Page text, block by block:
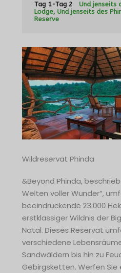
Tag 1-Tag 2
Und jenseits
Lodge, Und jenseits des
Reserve
Wildreservat Phinda
&Beyond Phinda,
Welten voller Wunder“,
beeindruckende 23.000
erstklassiger Wildnis der
Natal. Dieses Reservat
verschiedene
Sandwäldern bis hin zu
Gebirgsketten. Werfen Sie